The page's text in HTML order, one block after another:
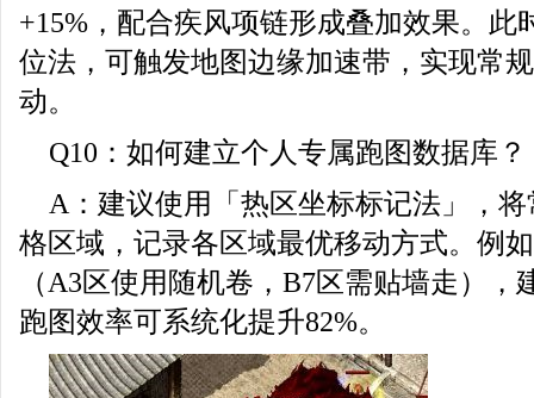
+15%，配合疾风项链形成叠加效果。此
位法，可触发地图边缘加速带，实现常
动。
Q10：如何建立个人专属跑图数据库？
A：建议使用「热区坐标标记法」，
格区域，记录各区域最优移动方式。例
（A3区使用随机卷，B7区需贴墙走），
跑图效率可系统化提升82%。